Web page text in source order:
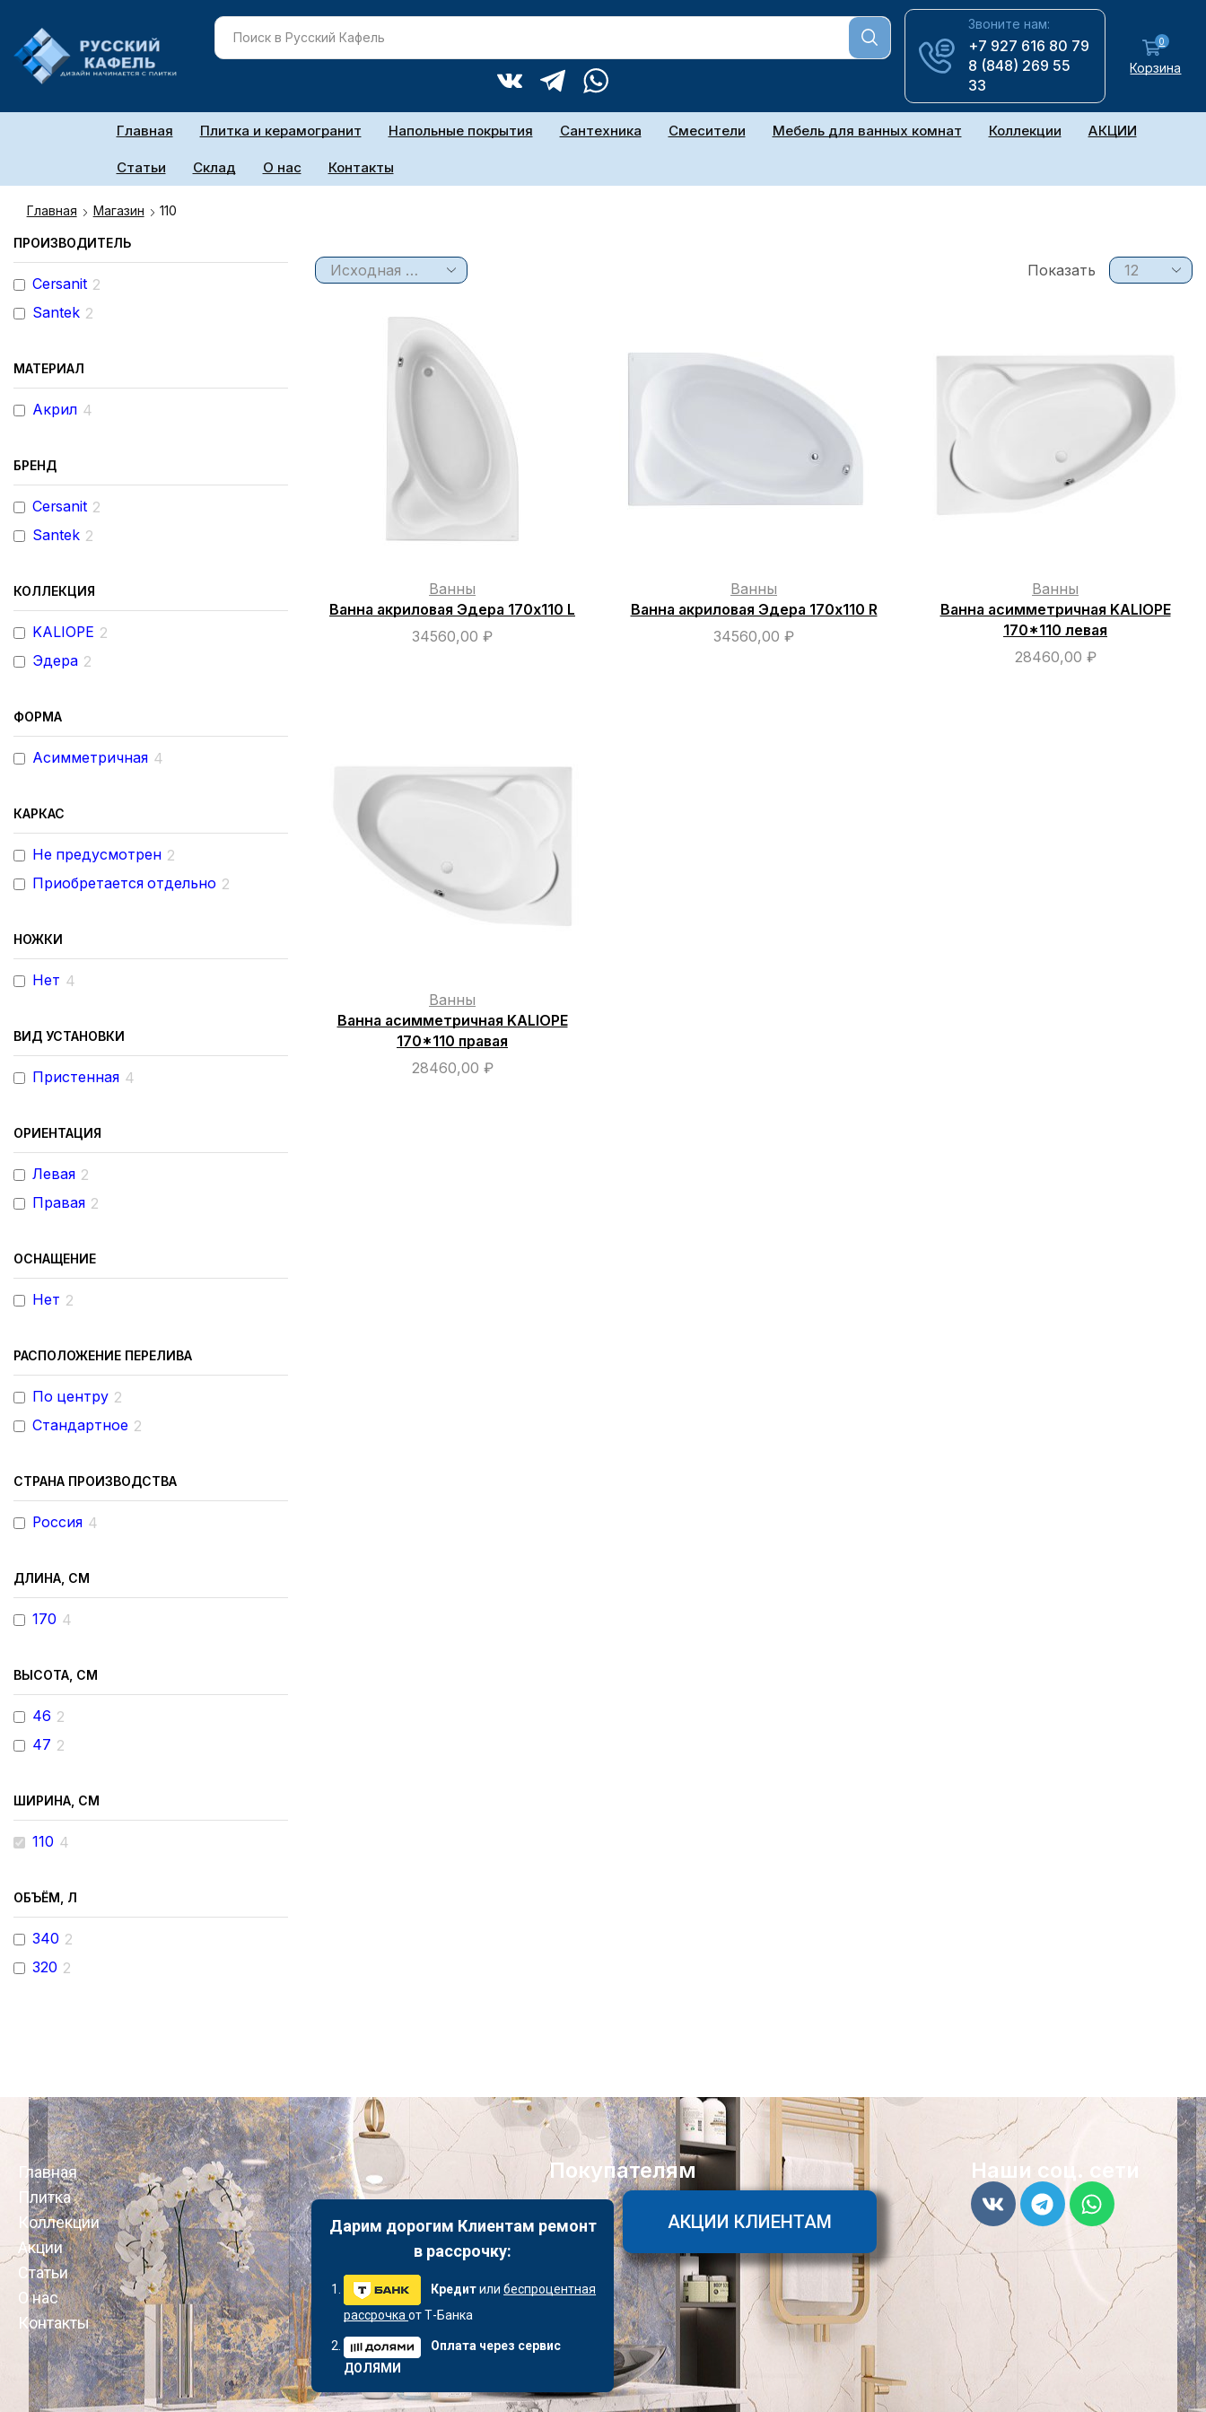
Звоните нам:
+7 927 616 80 79
8 (848) 269 55
33
0
Корзина
Главная Плитка и керамогранит Напольные покрытия Сантехника Смесители Мебель для ванных комнат Коллекции АКЦИИ
Статьи Склад О нас Контакты
Главная Магазин 110
Показать
Ванны
Ванна акриловая Эдера 170х110 L
34560,00 ₽
Ванны
Ванна акриловая Эдера 170х110 R
34560,00 ₽
Ванны
Ванна асимметричная KALIOPE
170*110 левая
28460,00 ₽
Ванны
Ванна асимметричная KALIOPE
170*110 правая
28460,00 ₽
ПРОИЗВОДИТЕЛЬ
Cersanit 2
Santek 2
МАТЕРИАЛ
Акрил 4
БРЕНД
Cersanit 2
Santek 2
КОЛЛЕКЦИЯ
KALIOPE 2
Эдера 2
ФОРМА
Асимметричная 4
КАРКАС
Не предусмотрен 2
Приобретается отдельно 2
НОЖКИ
Нет 4
ВИД УСТАНОВКИ
Пристенная 4
ОРИЕНТАЦИЯ
Левая 2
Правая 2
ОСНАЩЕНИЕ
Нет 2
РАСПОЛОЖЕНИЕ ПЕРЕЛИВА
По центру 2
Стандартное 2
СТРАНА ПРОИЗВОДСТВА
Россия 4
ДЛИНА, СМ
170 4
ВЫСОТА, СМ
46 2
47 2
ШИРИНА, СМ
110 4
ОБЪЁМ, Л
340 2
320 2
Главная
Плитка
Коллекции
Акции
Статьи
О нас
Контакты
Покупателям
Дарим дорогим Клиентам ремонт
в рассрочку:
Кредитилибеспроцентная
рассрочкаот Т-Банка
Оплата через сервис
ДОЛЯМИ
АКЦИИ КЛИЕНТАМ
Наши соц. сети